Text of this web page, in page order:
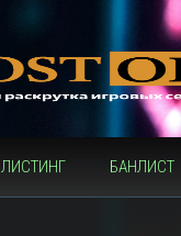
ЛИСТИНГ БАНЛИСТ